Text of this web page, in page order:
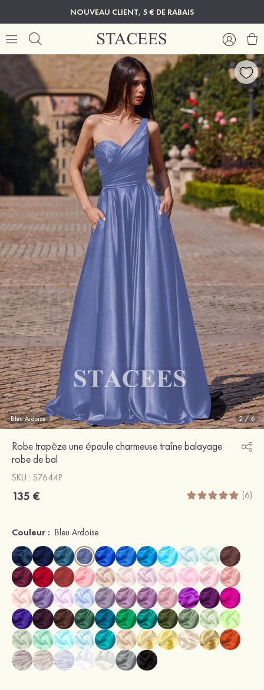
NOUVEAU CLIENT, 5 € DE RABAIS
Bleu Ardoise 2/6
Robe trapèze une épaule charmeuse traîne balayage
robe de bal
SKU : S7644P
135 € (6)
Couleur : Bleu Ardoise